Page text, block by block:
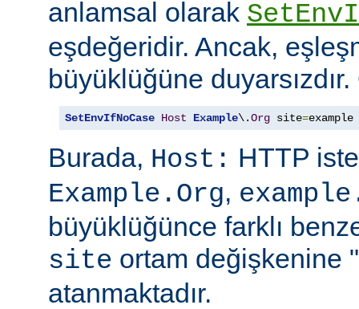
anlamsal olarak
eşdeğeridir. Ancak,
büyüklüğüne
SetEnvIfNoCase Host Example\.Org site=example
Burada, Host: HTTP
Example.Org,
büyüklüğünce farklı
site ortam değişkenine "
atanmaktadır.